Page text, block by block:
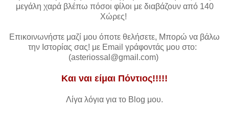
μεγάλη χαρά βλέπω πόσοι φίλοι με διαβάζουν από 140
Χώρες!
Επικοινωνήστε μαζί μου όποτε θελήσετε, Μπορώ να βάλω
την Ιστορίας σας! με Email γράφοντάς μου στο:
(asteriossal@gmail.com)
Και ναι είμαι Πόντιος!!!!!
Λίγα λόγια για το Βlog μου.